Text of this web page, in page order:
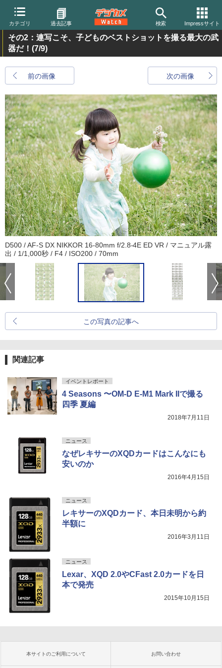
カテゴリ 過去記事 検索 Impressサイト
その2：連写こそ、子どものベストショットを撮る最大の武
器だ！ (7/9)
前の画像 次の画像
D500 / AF-S DX NIKKOR 16-80mm f/2.8-4E ED VR / マニュアル露
出 / 1/1,000秒 / F4 / ISO200 / 70mm
この写真の記事へ
関連記事
イベントレポート
4 Seasons 〜OM-D E-M1 Mark IIで撮る
四季 夏編
2018年7月11日
ニュース
なぜレキサーのXQDカードはこんなにも
安いのか
2016年4月15日
ニュース
レキサーのXQDカード、本日未明から約
半額に
2016年3月11日
ニュース
Lexar、XQD 2.0やCFast 2.0カードを日
本で発売
2015年10月15日
本サイトのご利用について お問い合わせ